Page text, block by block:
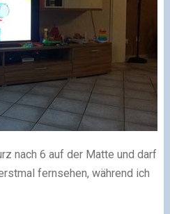
nach 6 auf der Matte und darf
fernsehen, während ich